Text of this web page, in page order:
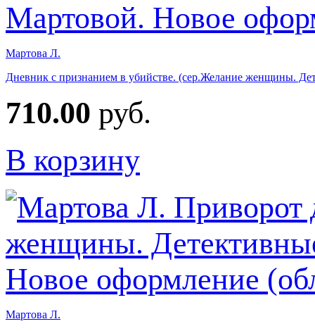
Мартова Л.
Дневник с признанием в убийстве. (сер.Желание женщины.
710.00 руб.
В корзину
Мартова Л.